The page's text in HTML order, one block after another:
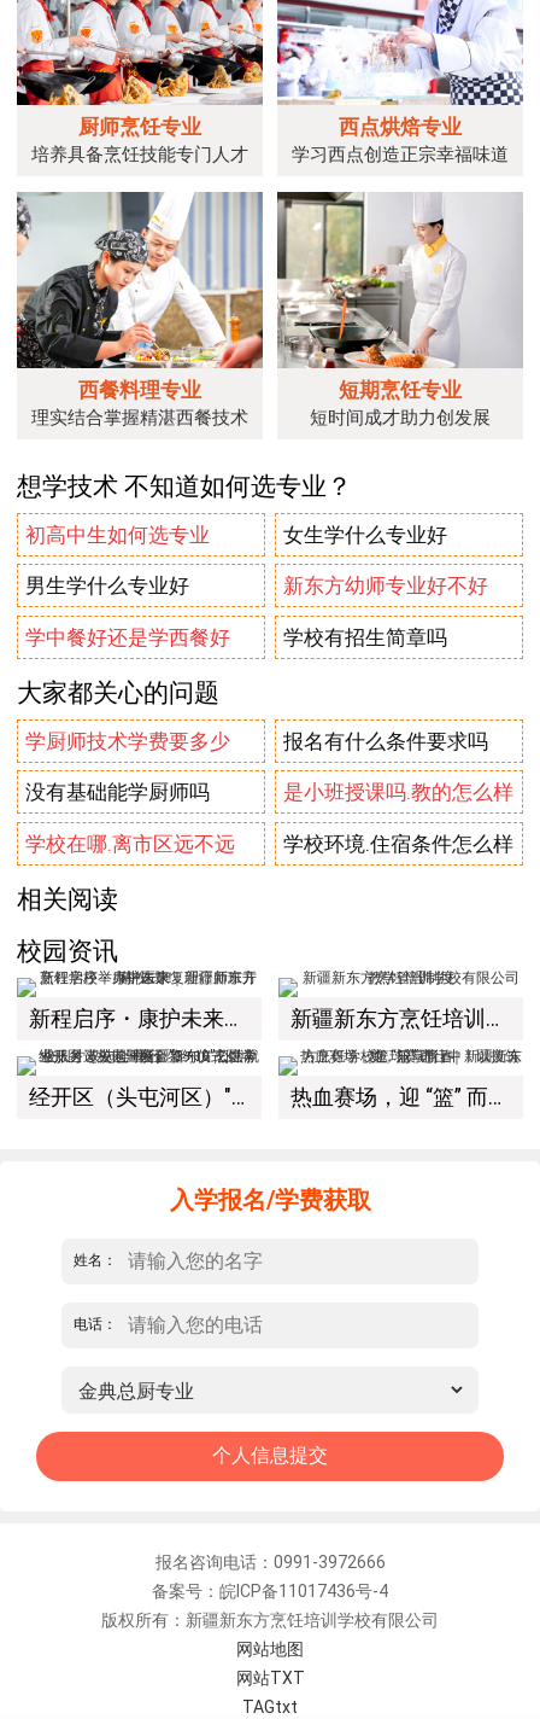
厨师烹饪专业
培养具备烹饪技能专门人才
西点烘焙专业
学习西点创造正宗幸福味道
西餐料理专业
理实结合掌握精湛西餐技术
短期烹饪专业
短时间成才助力创发展
想学技术 不知道如何选专业？
初高中生如何选专业 女生学什么专业好
男生学什么专业好 新东方幼师专业好不好
学中餐好还是学西餐好 学校有招生简章吗
大家都关心的问题
学厨师技术学费要多少 报名有什么条件要求吗
没有基础能学厨师吗 是小班授课吗.教的怎么样
学校在哪.离市区远不远 学校环境.住宿条件怎么样
相关阅读
校园资讯
新程启序・康护未来｜新疆新东方烹饪学校举办中医康复理疗师班开幕仪式！ 新疆新东方烹饪培训学校有限公司教学管理制度
经开区（头屯河区）"3+10"公共就业服务进校园暨新疆新东方烹饪学校人才双选会+校企签约仪式圆满举行 热血赛场，迎 “篮” 而上｜新疆新东方烹饪学校篮球赛进行中！以技筑梦，乐享青春
入学报名/学费获取
姓名：
电话：
报名咨询电话：0991-3972666
备案号：皖ICP备11017436号-4
版权所有：新疆新东方烹饪培训学校有限公司
网站地图
网站TXT
TAGtxt